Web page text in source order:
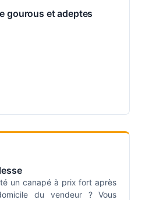
gourous et adeptes
un canapé à prix fort après
du vendeur ? Vous